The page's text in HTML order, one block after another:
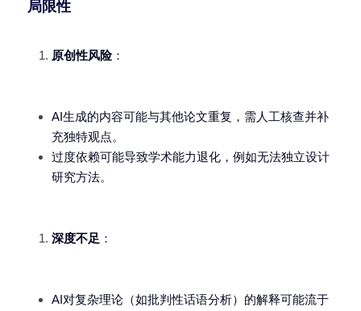
局限性
原创性风险：
AI生成的内容可能与其他论文重复，需人工核查并补
充独特观点。
过度依赖可能导致学术能力退化，例如无法独立设计
研究方法。
深度不足 ：
AI对复杂理论（如批判性话语分析）的解释可能流于